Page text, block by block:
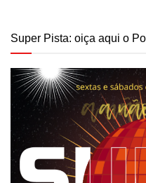
Super Pista: oiça aqui o